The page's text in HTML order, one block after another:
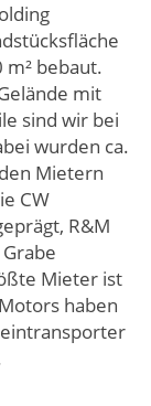
m² bebaut.
mit
sind wir bei
wurden ca.
Mietern
CW
R&M
Mieter ist
haben